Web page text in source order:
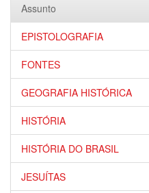
Assunto
EPISTOLOGRAFIA
FONTES
GEOGRAFIA HISTÓRICA
HISTÓRIA
HISTÓRIA DO BRASIL
JESUÍTAS